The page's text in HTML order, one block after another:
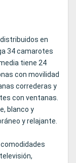
en
34 camarotes
tiene 24
con movilidad
correderas y
con ventanas.
blanco y
y relajante.